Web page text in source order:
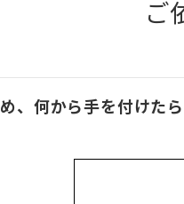
ご
、何から手を付けた